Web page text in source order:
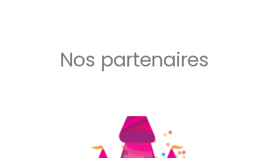
Nos partenaires